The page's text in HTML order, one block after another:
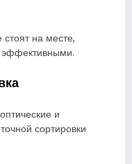
стоят на месте,
эффективными.
и
сортировки